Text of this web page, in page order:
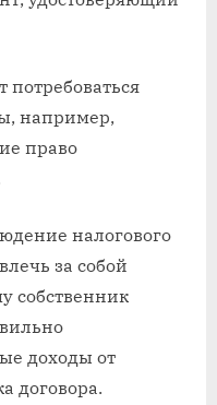
потребоваться
например,
право
налогового
за собой
собственник
доходы от
договора.